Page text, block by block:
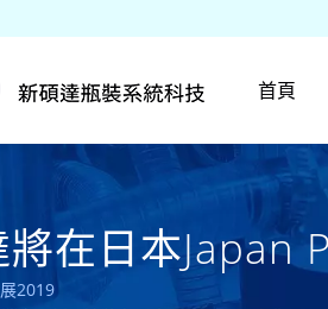
首頁
將在日本Japan
2019